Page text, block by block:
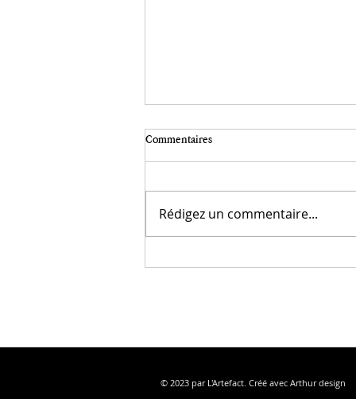
Écriture et photographie.
"Le monde est rempli de visions qui
Christian Bobin. La photographie a besoin
de lumière et de temps. La lumière sur l
Commentaires
Rédigez un commentaire...
© 2023 par L'Artefact. Créé avec Arthur design